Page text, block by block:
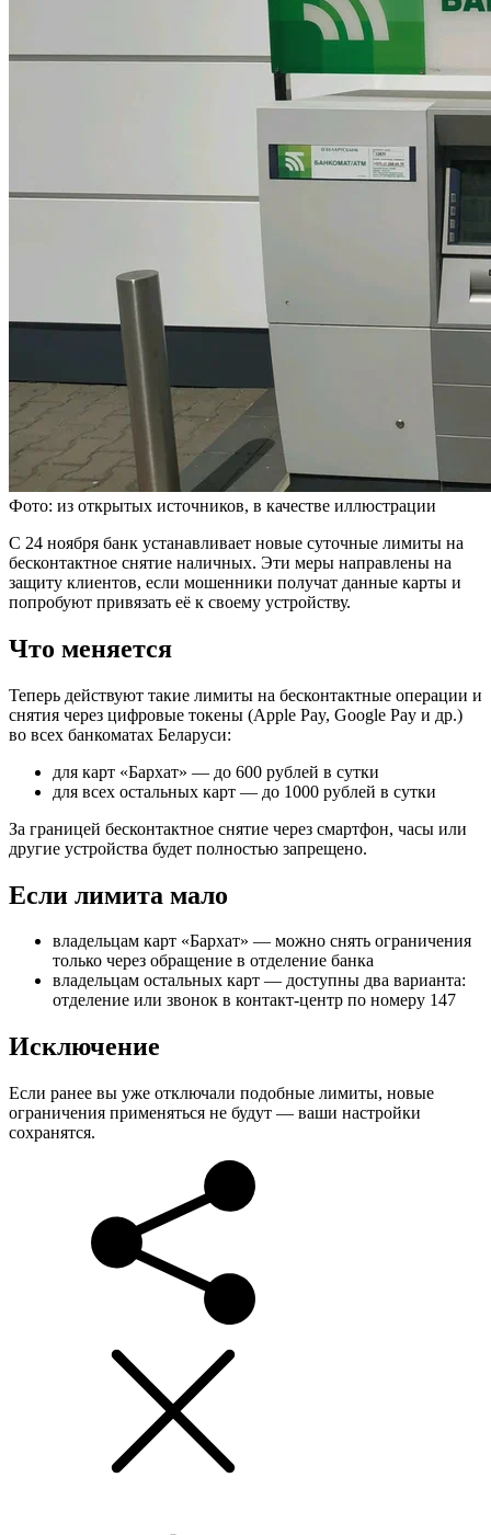
Фото: из открытых источников, в качестве иллюстрации
С 24 ноября банк устанавливает новые суточные лимиты на
бесконтактное снятие наличных. Эти меры направлены на
защиту клиентов, если мошенники получат данные карты и
попробуют привязать её к своему устройству.
Что меняется
Теперь действуют такие лимиты на бесконтактные операции и
снятия через цифровые токены (Apple Pay, Google Pay и др.)
во всех банкоматах Беларуси:
для карт «Бархат» — до 600 рублей в сутки
для всех остальных карт — до 1000 рублей в сутки
За границей бесконтактное снятие через смартфон, часы или
другие устройства будет полностью запрещено.
Если лимита мало
владельцам карт «Бархат» — можно снять ограничения
только через обращение в отделение банка
владельцам остальных карт — доступны два варианта:
отделение или звонок в контакт-центр по номеру 147
Исключение
Если ранее вы уже отключали подобные лимиты, новые
ограничения применяться не будут — ваши настройки
сохранятся.